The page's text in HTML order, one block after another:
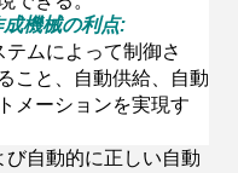
機械の利点:
ムによって制御さ
こと、自動供給、自動
メーションを実現す
自動的に正しい自動